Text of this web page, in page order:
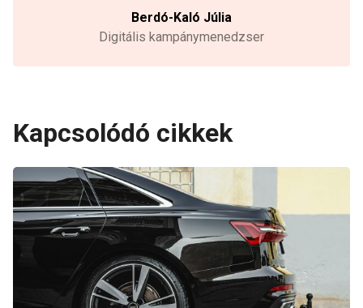
Berdó-Kaló Júlia
Digitális kampánymenedzser
Kapcsolódó cikkek